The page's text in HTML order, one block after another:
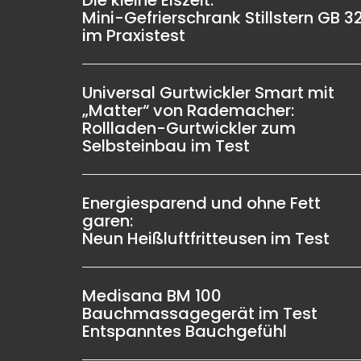
Mini-Gefrierschrank Stillstern GB
im Praxistest
Universal Gurtwickler Smart mit
„Matter“ von Rademacher:
Rollladen-Gurtwickler zum
Selbsteinbau im Test
Energiesparend und ohne Fett
garen:
Neun Heißluftfritteusen im Test
Medisana BM 100
Bauchmassagegerät im Test
Entspanntes Bauchgefühl